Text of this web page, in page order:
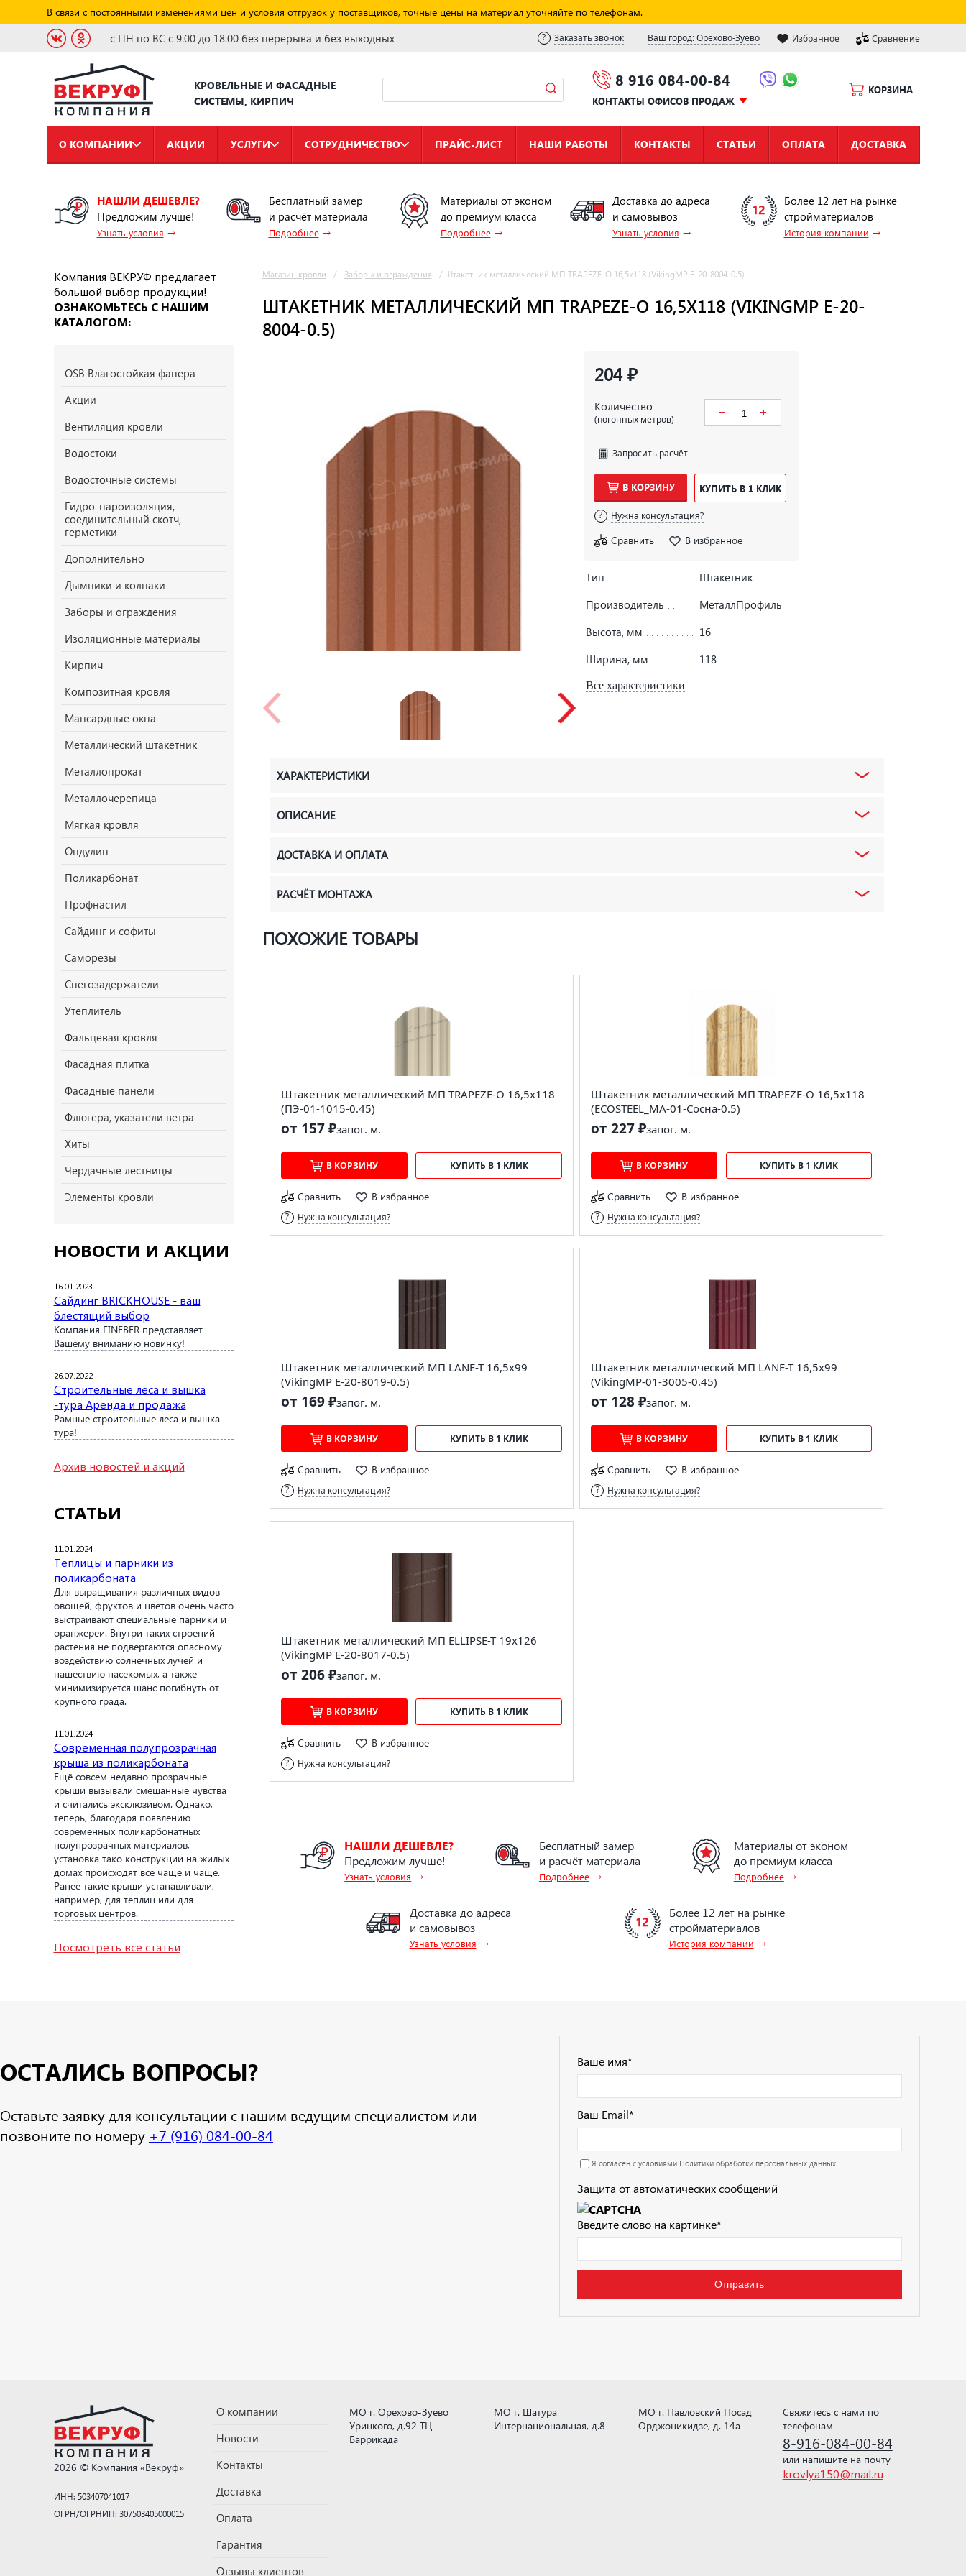
В связи с постоянными изменениями цен и условия отгрузок у поставщиков, точные цены на материал уточняйте по телефонам.
с ПН по ВС с 9.00 до 18.00 без перерыва и без выходных Заказать звонок Ваш город: Орехово-Зуево Избранное Сравнение
КРОВЕЛЬНЫЕ И ФАСАДНЫЕ
СИСТЕМЫ, КИРПИЧ
8 916 084-00-84
КОНТАКТЫ ОФИСОВ ПРОДАЖ
КОРЗИНА
О КОМПАНИИ АКЦИИ УСЛУГИ СОТРУДНИЧЕСТВО ПРАЙС-ЛИСТ НАШИ РАБОТЫ КОНТАКТЫ СТАТЬИ ОПЛАТА ДОСТАВКА
НАШЛИ ДЕШЕВЛЕ?
Предложим лучше!
Узнать условия →
Бесплатный замер
и расчёт материала
Подробнее→
Материалы от эконом
до премиум класса
Подробнее→
Доставка до адреса
и самовывоз
Узнать условия →
Более 12 лет на рынке
стройматериалов
История компании →
Компания ВЕКРУФ предлагает
большой выбор продукции!
ОЗНАКОМЬТЕСЬ С НАШИМ
КАТАЛОГОМ:
OSB Влагостойкая фанера
Акции
Вентиляция кровли
Водостоки
Водосточные системы
Гидро-пароизоляция,
соединительный скотч,
герметики
Дополнительно
Дымники и колпаки
Заборы и ограждения
Изоляционные материалы
Кирпич
Композитная кровля
Мансардные окна
Металлический штакетник
Металлопрокат
Металлочерепица
Мягкая кровля
Ондулин
Поликарбонат
Профнастил
Сайдинг и софиты
Саморезы
Снегозадержатели
Утеплитель
Фальцевая кровля
Фасадная плитка
Фасадные панели
Флюгера, указатели ветра
Хиты
Чердачные лестницы
Элементы кровли
НОВОСТИ И АКЦИИ
16.01.2023
Сайдинг BRICKHOUSE - ваш
блестящий выбор
Компания FINEBER представляет
Вашему вниманию новинку!
26.07.2022
Строительные леса и вышка
-тура Аренда и продажа
Рамные строительные леса и вышка
тура!
Архив новостей и акций
СТАТЬИ
11.01.2024
Теплицы и парники из
поликарбоната
Для выращивания различных видов
овощей, фруктов и цветов очень часто
выстраивают специальные парники и
оранжереи. Внутри таких строений
растения не подвергаются опасному
воздействию солнечных лучей и
нашествию насекомых, а также
минимизируется шанс погибнуть от
крупного града.
11.01.2024
Современная полупрозрачная
крыша из поликарбоната
Ещё совсем недавно прозрачные
крыши вызывали смешанные чувства
и считались эксклюзивом. Однако,
теперь, благодаря появлению
современных поликарбонатных
полупрозрачных материалов,
установка тако конструкции на жилых
домах происходят все чаще и чаще.
Ранее такие крыши устанавливали,
например, для теплиц или для
торговых центров.
Посмотреть все статьи
Магазин кровли / Заборы и ограждения / Штакетник металлический МП TRAPEZE-O 16,5х118 (VikingMP E-20-8004-0.5)
ШТАКЕТНИК МЕТАЛЛИЧЕСКИЙ МП TRAPEZE-O 16,5Х118 (VIKINGMP E-20-
8004-0.5)
204 ₽
Количество
(погонных метров)
Запросить расчёт
В КОРЗИНУ КУПИТЬ В 1 КЛИК
Нужна консультация?
Сравнить В избранное
Тип
Штакетник
Производитель
МеталлПрофиль
Высота, мм
16
Ширина, мм
118
Все характеристики
ХАРАКТЕРИСТИКИ
ОПИСАНИЕ
ДОСТАВКА И ОПЛАТА
РАСЧЁТ МОНТАЖА
ПОХОЖИЕ ТОВАРЫ
Штакетник металлический МП TRAPEZE-O 16,5х118
(ПЭ-01-1015-0.45)
от 157 ₽запог. м.
В КОРЗИНУ КУПИТЬ В 1 КЛИК
Сравнить В избранное
Нужна консультация?
Штакетник металлический МП TRAPEZE-O 16,5х118
(ECOSTEEL_MA-01-Сосна-0.5)
от 227 ₽запог. м.
В КОРЗИНУ КУПИТЬ В 1 КЛИК
Сравнить В избранное
Нужна консультация?
Штакетник металлический МП LАNE-T 16,5х99
(VikingMP E-20-8019-0.5)
от 169 ₽запог. м.
В КОРЗИНУ КУПИТЬ В 1 КЛИК
Сравнить В избранное
Нужна консультация?
Штакетник металлический МП LАNE-T 16,5х99
(VikingMP-01-3005-0.45)
от 128 ₽запог. м.
В КОРЗИНУ КУПИТЬ В 1 КЛИК
Сравнить В избранное
Нужна консультация?
Штакетник металлический МП ELLIPSE-T 19х126
(VikingMP E-20-8017-0.5)
от 206 ₽запог. м.
В КОРЗИНУ КУПИТЬ В 1 КЛИК
Сравнить В избранное
Нужна консультация?
НАШЛИ ДЕШЕВЛЕ?
Предложим лучше!
Узнать условия →
Бесплатный замер
и расчёт материала
Подробнее →
Материалы от эконом
до премиум класса
Подробнее→
Доставка до адреса
и самовывоз
Узнать условия →
Более 12 лет на рынке
стройматериалов
История компании →
ОСТАЛИСЬ ВОПРОСЫ?
Оставьте заявку для консультации с нашим ведущим специалистом или
позвоните по номеру +7 (916) 084-00-84
Ваше имя*
Ваш Email*
Я согласен с условиями Политики обработки персональных данных
Защита от автоматических сообщений
Введите слово на картинке*
2026 © Компания «Векруф»
ИНН: 503407041017
ОГРН/ОГРНИП: 307503405000015
О компании
Новости
Контакты
Доставка
Оплата
Гарантия
Отзывы клиентов
МО г. Орехово-Зуево
Урицкого, д.92 ТЦ
Баррикада
МО г. Шатура
Интернациональная, д.8
МО г. Павловский Посад
Орджоникидзе, д. 14а
Свяжитесь с нами по
телефонам
8-916-084-00-84
или напишите на почту
krovlya150@mail.ru